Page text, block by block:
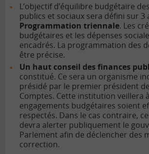
L’objectif d’équilibre budgétaire
publics et sociaux sera défini sur 3
Programmation triennale. Les
budgétaires et les dépenses
encadrés. La programmation des
être précise.
Un haut conseil des finances
constitué. Ce sera un organisme
présidé par le premier président
Comptes. Cette institution veillera
engagements budgétaires soient
respectés. Dans le cas contraire,
devra alerter publiquement le
Parlement afin de déclencher des
correction.